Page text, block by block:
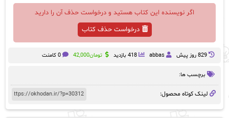
اگر نویسنده این کتاب هستید و درخواست حذف آن را دارید
درخواست حذف کتاب
829 روز پيش abbas 418 بازدید تومان42,000 0 کامنت
برچسب ها:
لینک کوتاه محصول: